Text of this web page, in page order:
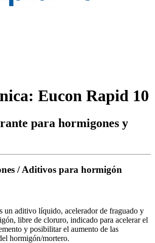
Eucon Rapid 10
para hormigones y
/ Aditivos para hormigón
un aditivo líquido, acelerador de fraguado y
libre de cloruro, indicado para acelerar el
y posibilitar el aumento de las
hormigón/mortero.